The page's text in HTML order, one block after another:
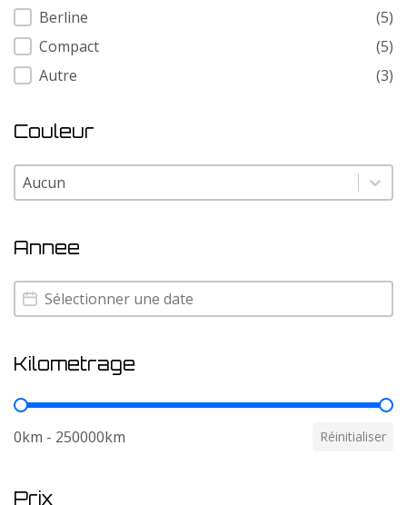
Berline
(5)
Compact
(5)
Autre
(3)
Couleur
Couleur
Couleur
Annee
Annee
Annee
Kilometrage
Kilometrage
0km - 250000km Réinitialiser
Prix